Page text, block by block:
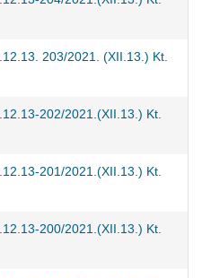
203/2021. (XII.13.) Kt.
202/2021.(XII.13.) Kt.
201/2021.(XII.13.) Kt.
200/2021.(XII.13.) Kt.